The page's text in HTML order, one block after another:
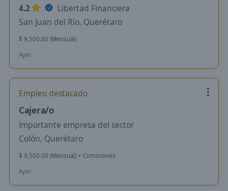
4.2
Libertad Financiera
San Juan del Río, Querétaro
$ 9,500.00 (Mensual)
Ayer
Empleo destacado
Cajera/o
Importante empresa del sector
Colón, Querétaro
$ 9,500.00 (Mensual) + Comisiones
Ayer